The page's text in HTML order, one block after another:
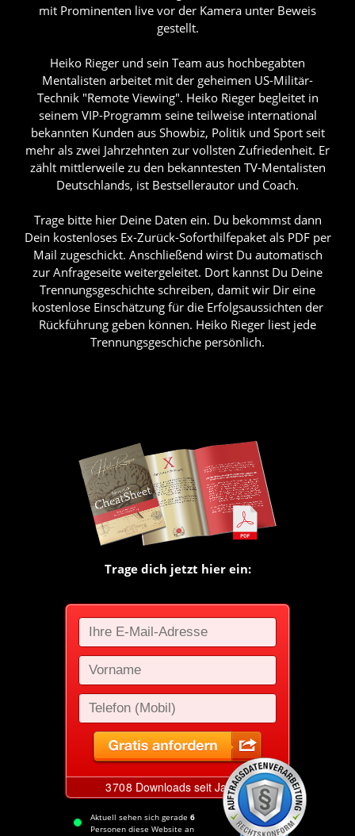
mit Prominenten live vor der Kamera unter Beweis
gestellt.
Heiko Rieger und sein Team aus hochbegabten
Mentalisten arbeitet mit der geheimen US-Militär-
Technik "Remote Viewing". Heiko Rieger begleitet in
seinem VIP-Programm seine teilweise international
bekannten Kunden aus Showbiz, Politik und Sport seit
mehr als zwei Jahrzehnten zur vollsten Zufriedenheit. Er
zählt mittlerweile zu den bekanntesten TV-Mentalisten
Deutschlands, ist Bestsellerautor und Coach.
Trage bitte hier Deine Daten ein. Du bekommst dann
Dein kostenloses Ex-Zurück-Soforthilfepaket als PDF per
Mail zugeschickt. Anschließend wirst Du automatisch
zur Anfrageseite weitergeleitet. Dort kannst Du Deine
Trennungsgeschichte schreiben, damit wir Dir eine
kostenlose Einschätzung für die Erfolgsaussichten der
Rückführung geben können. Heiko Rieger liest jede
Trennungsgeschiche persönlich.
Trage dich jetzt hier ein:
Aktuell sehen sich gerade 6
Personen diese Website an